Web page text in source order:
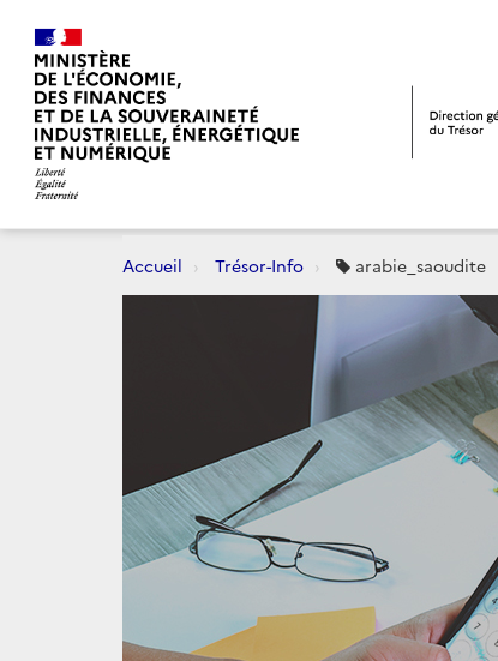
Accueil Trésor-Info arabie_saoudite